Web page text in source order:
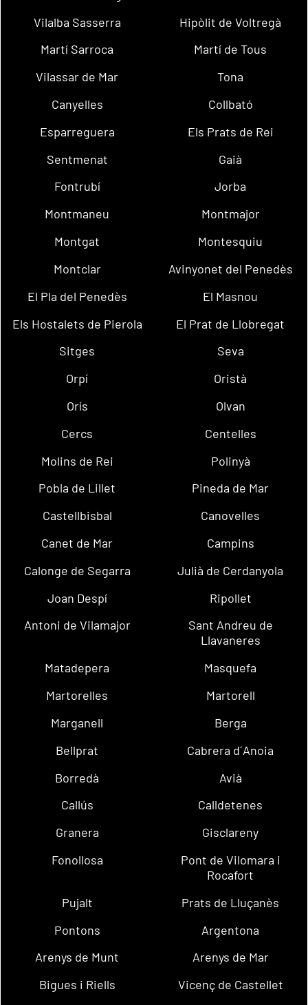
Vilalba Sasserra
Hipòlit de Voltregà
Martí Sarroca
Martí de Tous
Vilassar de Mar
Tona
Canyelles
Collbató
Esparreguera
Els Prats de Rei
Sentmenat
Gaià
Fontrubí
Jorba
Montmaneu
Montmajor
Montgat
Montesquiu
Montclar
Avinyonet del Penedès
El Pla del Penedès
El Masnou
Els Hostalets de Pierola
El Prat de Llobregat
Sitges
Seva
Orpí
Oristà
Orís
Olvan
Cercs
Centelles
Molins de Rei
Polinyà
Pobla de Lillet
Pineda de Mar
Castellbisbal
Canovelles
Canet de Mar
Campins
Calonge de Segarra
Julià de Cerdanyola
Joan Despí
Ripollet
Antoni de Vilamajor
Sant Andreu de
Llavaneres
Matadepera
Masquefa
Martorelles
Martorell
Marganell
Berga
Bellprat
Cabrera d´Anoia
Borredà
Avià
Callús
Calldetenes
Granera
Gisclareny
Fonollosa
Pont de Vilomara i
Rocafort
Pujalt
Prats de Lluçanès
Pontons
Argentona
Arenys de Munt
Arenys de Mar
Bigues i Riells
Vicenç de Castellet